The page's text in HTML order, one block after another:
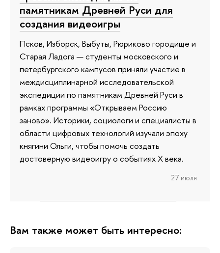
памятникам Древней Руси для
создания видеоигры
Псков, Изборск, Выбуты, Рюриково городище и
Старая Ладога — студенты московского и
петербургского кампусов приняли участие в
междисциплинарной исследовательской
экспедиции по памятникам Древней Руси в
рамках программы «Открываем Россию
заново». Историки, социологи и специалисты в
области цифровых технологий изучали эпоху
княгини Ольги, чтобы помочь создать
достоверную видеоигру о событиях X века.
27 июля
Вам также может быть интересно: